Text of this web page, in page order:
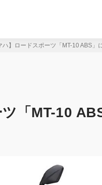
ハ】ロードスポーツ「MT-10 ABS」
「MT-10